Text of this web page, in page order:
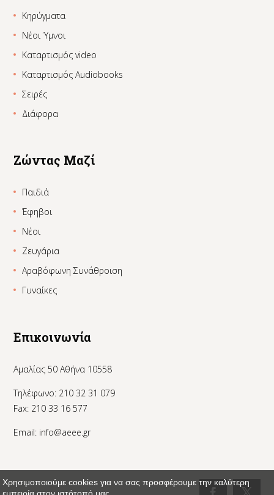
Κηρύγματα
Νέοι Ύμνοι
Καταρτισμός video
Καταρτισμός Audiobooks
Σειρές
Διάφορα
Ζώντας Μαζί
Παιδιά
Έφηβοι
Νέοι
Ζευγάρια
Αραβόφωνη Συνάθροιση
Γυναίκες
Επικοινωνία
Αμαλίας 50 Αθήνα 10558
Τηλέφωνο: 210 32 31 079
Fax: 210 33 16 577
Email: info@aeee.gr
Χρησιμοποιούμε cookies για να σας προσφέρουμε την καλύτερη